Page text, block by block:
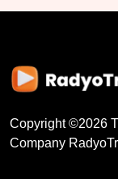
Copyright ©2026
Company